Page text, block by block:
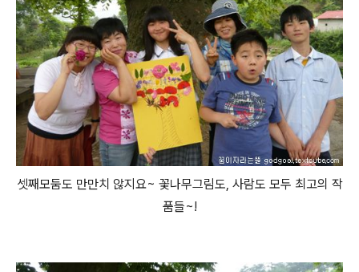
셋째모둠도 만만치 않지요~ 꽃나무그림도, 사람도 모두 최고의 작
품들~!